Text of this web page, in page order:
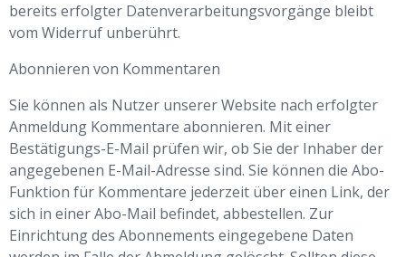
bereits erfolgter Datenverarbeitungsvorgänge bleibt
vom Widerruf unberührt.
Abonnieren von Kommentaren
Sie können als Nutzer unserer Website nach erfolgter
Anmeldung Kommentare abonnieren. Mit einer
Bestätigungs-E-Mail prüfen wir, ob Sie der Inhaber der
angegebenen E-Mail-Adresse sind. Sie können die Abo-
Funktion für Kommentare jederzeit über einen Link, der
sich in einer Abo-Mail befindet, abbestellen. Zur
Einrichtung des Abonnements eingegebene Daten